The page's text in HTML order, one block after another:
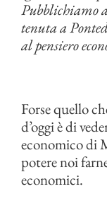
Pubblichiamo
tenuta a
al pensiero
Forse quello
d’oggi è di
economico di
potere noi
economici.